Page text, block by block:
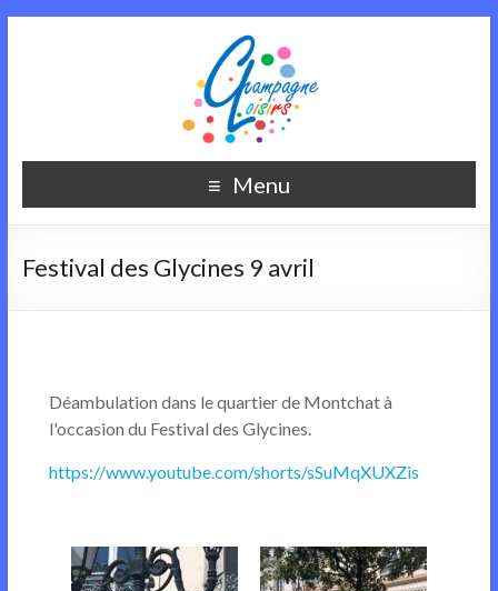
Menu
Festival des Glycines 9 avril
Déambulation dans le quartier de Montchat à
l'occasion du Festival des Glycines.
https://www.youtube.com/shorts/sSuMqXUXZis